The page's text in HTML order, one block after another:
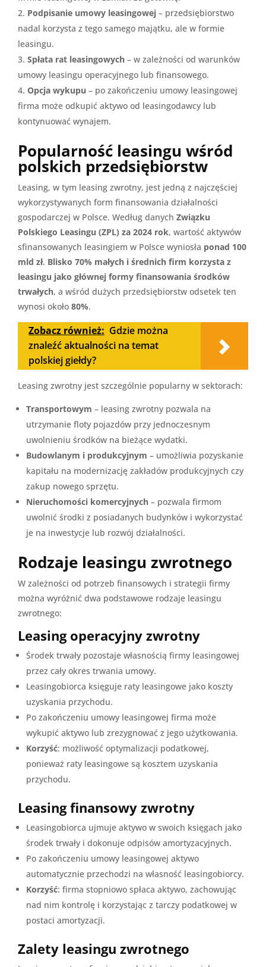
Podpisanie umowy leasingowej – przedsiębiorstwo
nadal korzysta z tego samego majątku, ale w formie
leasingu.
Spłata rat leasingowych – w zależności od warunków
umowy leasingu operacyjnego lub finansowego.
Opcja wykupu – po zakończeniu umowy leasingowej
firma może odkupić aktywo od leasingodawcy lub
kontynuować wynajem.
Popularność leasingu wśród
polskich przedsiębiorstw
Leasing, w tym leasing zwrotny, jest jedną z najczęściej
wykorzystywanych form finansowania działalności
gospodarczej w Polsce. Według danych Związku
Polskiego Leasingu (ZPL) za 2024 rok, wartość aktywów
sfinansowanych leasingiem w Polsce wyniosła ponad 100
mld zł. Blisko 70% małych i średnich firm korzysta z
leasingu jako głównej formy finansowania środków
trwałych, a wśród dużych przedsiębiorstw odsetek ten
wynosi około 80%.
Zobacz również: Gdzie można
znaleźć aktualności na temat
polskiej giełdy?
Leasing zwrotny jest szczególnie popularny w sektorach:
Transportowym – leasing zwrotny pozwala na
utrzymanie floty pojazdów przy jednoczesnym
uwolnieniu środków na bieżące wydatki.
Budowlanym i produkcyjnym – umożliwia pozyskanie
kapitału na modernizację zakładów produkcyjnych czy
zakup nowego sprzętu.
Nieruchomości komercyjnych – pozwala firmom
uwolnić środki z posiadanych budynków i wykorzystać
je na inwestycje lub rozwój działalności.
Rodzaje leasingu zwrotnego
W zależności od potrzeb finansowych i strategii firmy
można wyróżnić dwa podstawowe rodzaje leasingu
zwrotnego:
Leasing operacyjny zwrotny
Środek trwały pozostaje własnością firmy leasingowej
przez cały okres trwania umowy.
Leasingobiorca księguje raty leasingowe jako koszty
uzyskania przychodu.
Po zakończeniu umowy leasingowej firma może
wykupić aktywo lub zrezygnować z jego użytkowania.
Korzyść: możliwość optymalizacji podatkowej,
ponieważ raty leasingowe są kosztem uzyskania
przychodu.
Leasing finansowy zwrotny
Leasingobiorca ujmuje aktywo w swoich księgach jako
środek trwały i dokonuje odpisów amortyzacyjnych.
Po zakończeniu umowy leasingowej aktywo
automatycznie przechodzi na własność leasingobiorcy.
Korzyść: firma stopniowo spłaca aktywo, zachowując
nad nim kontrolę i korzystając z tarczy podatkowej w
postaci amortyzacji.
Zalety leasingu zwrotnego